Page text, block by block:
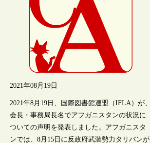
2021年08月19日
2021年8月19日、国際図書館連盟（IFLA）が、
会長・事務局長名でアフガニスタンの状況に
ついての声明を発表しました。アフガニスタ
ンでは、8月15日に反政府武装勢力タリバンが